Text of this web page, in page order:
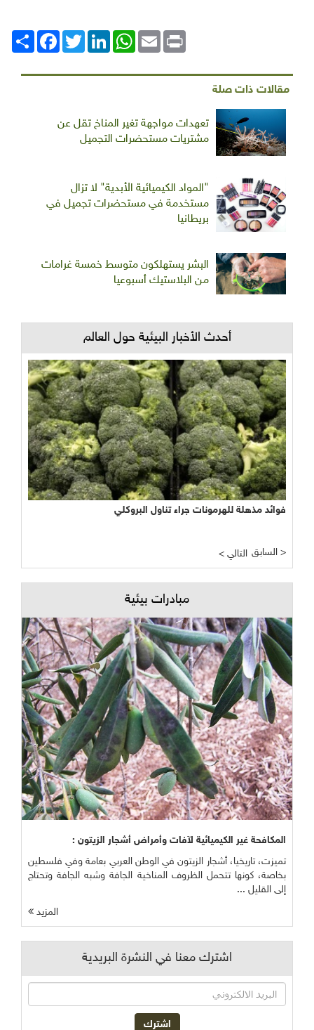
انشر
FacebookTwitterLinkedIn
WhatsAppEmail Print
مقالات ذات صلة
تعهدات مواجهة تغير المناخ تقل عن
مشتريات مستحضرات التجميل
"المواد الكيميائية الأبدية" لا تزال
مستخدمة في مستحضرات تجميل في
بريطانيا
البشر يستهلكون متوسط خمسة غرامات
من البلاستيك أسبوعيا
أحدث الأخبار البيئية حول العالم
فوائد مذهلة للهرمونات جراء تناول البروكلي
< التالي السابق >
مبادرات بيئية
المكافحة غير الكيميائية لآفات وأمراض أشجار الزيتون :
تميزت، تاريخيا، أشجار الزيتون في الوطن العربي بعامة وفي فلسطين
بخاصة، كونها تتحمل الظروف المناخية الجافة وشبه الجافة وتحتاج
إلى القليل ...
المزيد
اشترك معنا في النشرة البريدية